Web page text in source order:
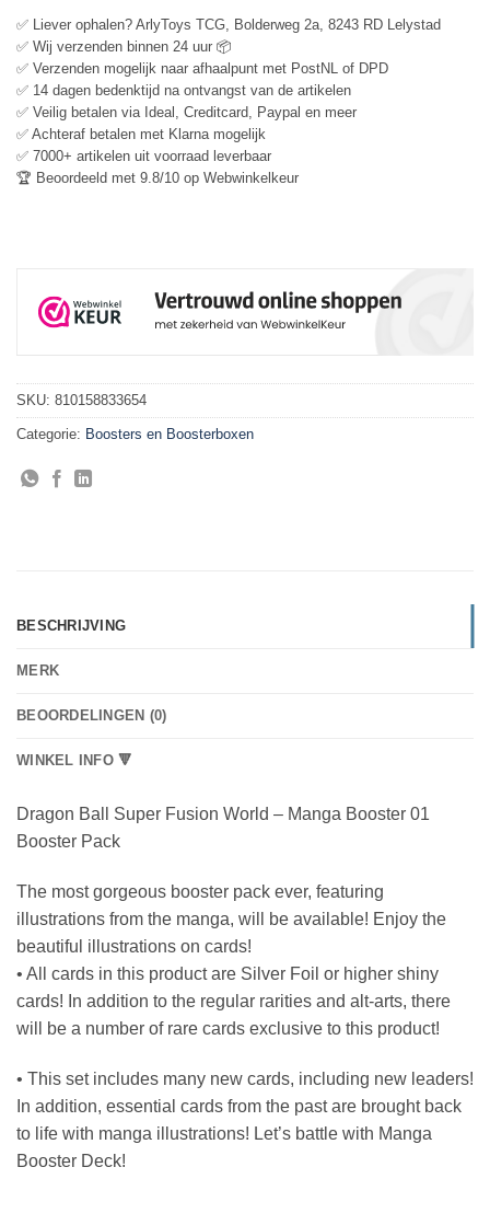
✅ Liever ophalen? ArlyToys TCG, Bolderweg 2a, 8243 RD Lelystad
✅ Wij verzenden binnen 24 uur 📦
✅ Verzenden mogelijk naar afhaalpunt met PostNL of DPD
✅ 14 dagen bedenktijd na ontvangst van de artikelen
✅ Veilig betalen via Ideal, Creditcard, Paypal en meer
✅ Achteraf betalen met Klarna mogelijk
✅ 7000+ artikelen uit voorraad leverbaar
🏆 Beoordeeld met 9.8/10 op Webwinkelkeur
SKU: 810158833654
Categorie: Boosters en Boosterboxen
BESCHRIJVING
MERK
BEOORDELINGEN (0)
WINKEL INFO 🔻
Dragon Ball Super Fusion World – Manga Booster 01
Booster Pack
The most gorgeous booster pack ever, featuring
illustrations from the manga, will be available! Enjoy the
beautiful illustrations on cards!
• All cards in this product are Silver Foil or higher shiny
cards! In addition to the regular rarities and alt-arts, there
will be a number of rare cards exclusive to this product!
• This set includes many new cards, including new leaders!
In addition, essential cards from the past are brought back
to life with manga illustrations! Let’s battle with Manga
Booster Deck!